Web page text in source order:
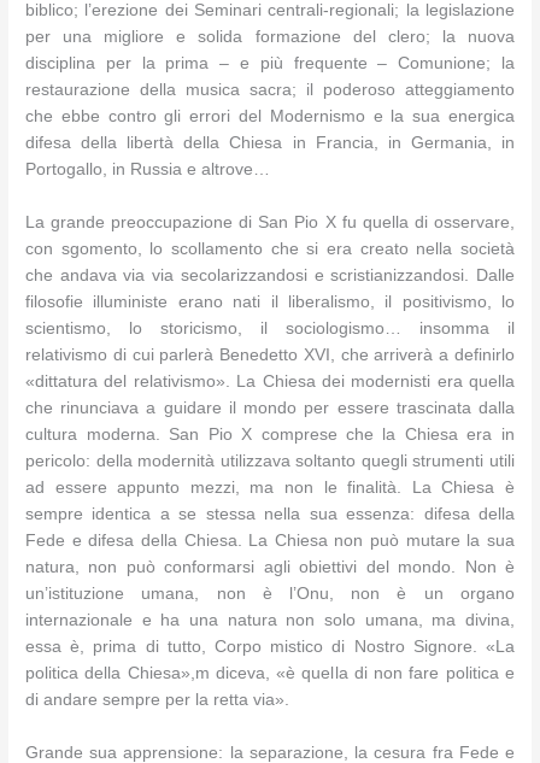
biblico; l’erezione dei Seminari centrali-regionali; la legislazione
per una migliore e solida formazione del clero; la nuova
disciplina per la prima – e più frequente – Comunione; la
restaurazione della musica sacra; il poderoso atteggiamento
che ebbe contro gli errori del Modernismo e la sua energica
difesa della libertà della Chiesa in Francia, in Germania, in
Portogallo, in Russia e altrove…
La grande preoccupazione di San Pio X fu quella di osservare,
con sgomento, lo scollamento che si era creato nella società
che andava via via secolarizzandosi e scristianizzandosi. Dalle
filosofie illuministe erano nati il liberalismo, il positivismo, lo
scientismo, lo storicismo, il sociologismo… insomma il
relativismo di cui parlerà Benedetto XVI, che arriverà a definirlo
«dittatura del relativismo». La Chiesa dei modernisti era quella
che rinunciava a guidare il mondo per essere trascinata dalla
cultura moderna. San Pio X comprese che la Chiesa era in
pericolo: della modernità utilizzava soltanto quegli strumenti utili
ad essere appunto mezzi, ma non le finalità. La Chiesa è
sempre identica a se stessa nella sua essenza: difesa della
Fede e difesa della Chiesa. La Chiesa non può mutare la sua
natura, non può conformarsi agli obiettivi del mondo. Non è
un’istituzione umana, non è l’Onu, non è un organo
internazionale e ha una natura non solo umana, ma divina,
essa è, prima di tutto, Corpo mistico di Nostro Signore. «La
politica della Chiesa»,m diceva, «è quella di non fare politica e
di andare sempre per la retta via».
Grande sua apprensione: la separazione, la cesura fra Fede e